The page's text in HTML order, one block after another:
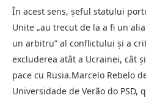
În acest sens, şeful statului
Unite „au trecut de la a fi un
un arbitru” al conflictului şi a
excluderea atât a Ucrainei, cât
pace cu Rusia.Marcelo Rebelo
Universidade de Verão do PSD,